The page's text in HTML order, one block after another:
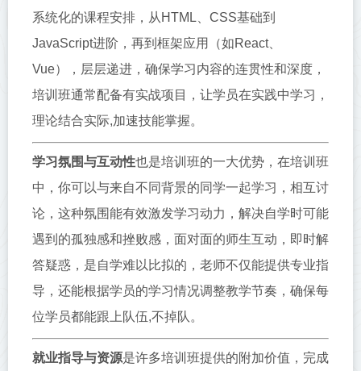
系统化的课程安排，从HTML、CSS基础到
JavaScript进阶，再到框架应用（如React、
Vue），层层递进，确保学习内容的连贯性和深度，
培训班通常配备有实战项目，让学员在实践中学习，
理论结合实际,加速技能掌握。
学习氛围与互动性也是培训班的一大优势，在培训班
中，你可以与来自不同背景的同学一起学习，相互讨
论，这种氛围能有效激发学习动力，解决自学时可能
遇到的孤独感和挫败感，面对面的师生互动，即时解
答疑惑，是自学难以比拟的，老师不仅能提供专业指
导，还能根据学员的学习情况调整教学节奏，确保每
位学员都能跟上队伍,不掉队。
就业指导与资源是许多培训班提供的附加价值，完成